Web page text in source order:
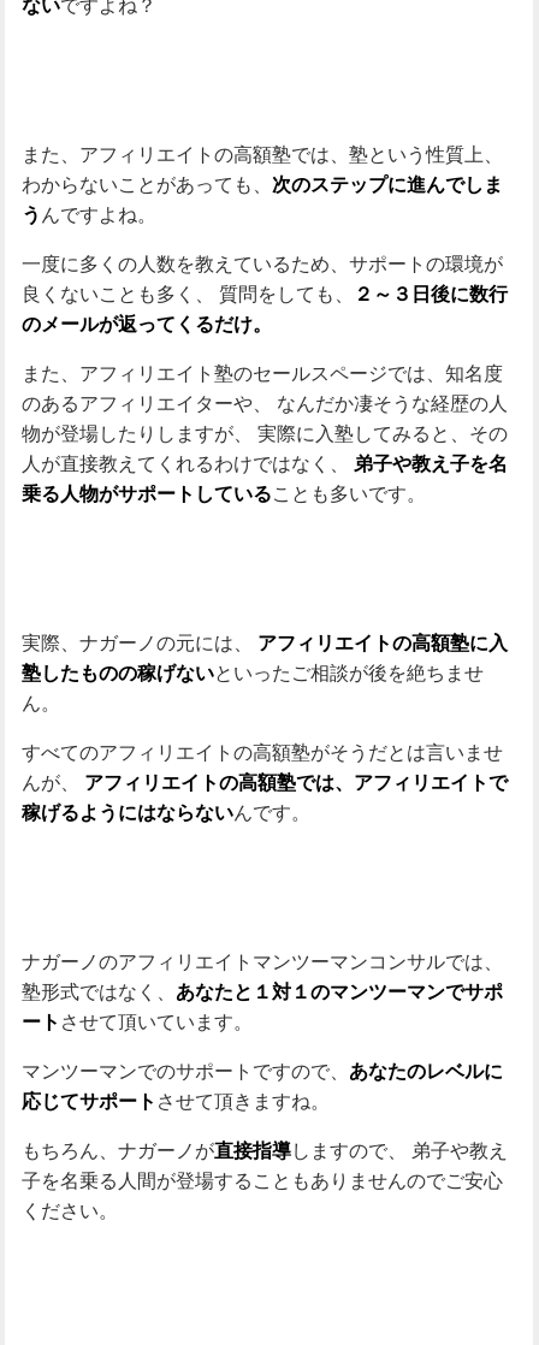
ないですよね？
また、アフィリエイトの高額塾では、塾という性質上、
わからないことがあっても、
次のステップに進んでしま
う んですよね。
一度に多くの人数を教えているため、サポートの環境が
良くないことも多く、
質問をしても、
２～３日後に数行
のメールが返ってくるだけ。
また、アフィリエイト塾のセールスページでは、知名度
のあるアフィリエイターや、
なんだか凄そうな経歴の人
物が登場したりしますが、
実際に入塾してみると、その
人が直接教えてくれるわけではなく、
弟子や教え子を名
乗る人物がサポートしていることも多いです。
実際、ナガーノの元には、
アフィリエイトの高額塾に入
塾したものの稼げないといったご相談が後を絶ちませ
ん。
すべてのアフィリエイトの高額塾がそうだとは言いませ
んが、
アフィリエイトの高額塾では、アフィリエイトで
稼げるようにはならないんです。
ナガーノのアフィリエイトマンツーマンコンサルでは、
塾形式ではなく、
あなたと１対１のマンツーマンでサポ
ート させて頂いています。
マンツーマンでのサポートですので、
あなたのレベルに
応じてサポート させて頂きますね。
もちろん、ナガーノが直接指導しますので、
弟子や教え
子を名乗る人間が登場することもありませんのでご安心
ください。